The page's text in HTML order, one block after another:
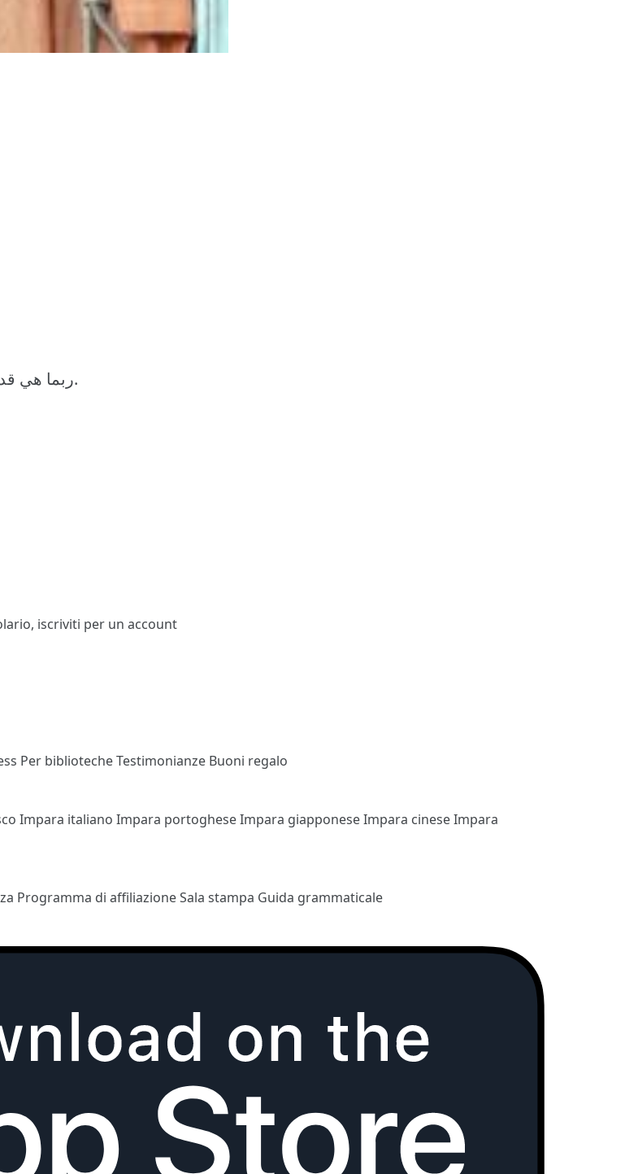
ربما هي قد تشارك معه مصاريف الايجار فقط من غير ان تكون صديقته.
iscriviti per un account
Per bibliotecheTestimonianze Buoni regalo
Impara italiano Impara portogheseImpara giapponeseImpara cineseImpara
Programma di affiliazioneSala stampa Guida grammaticale